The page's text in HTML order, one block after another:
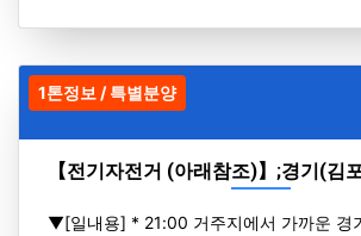
1톤정보 / 특별분양
【전기자전거 (아래참조)】;경기(김
▼[일내용] * 21:00 거주지에서 가까운 경